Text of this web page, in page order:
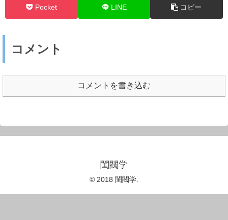
Pocket LINE コピー
コメント
コメントを書き込む
閨閥学
© 2018 閨閥学.